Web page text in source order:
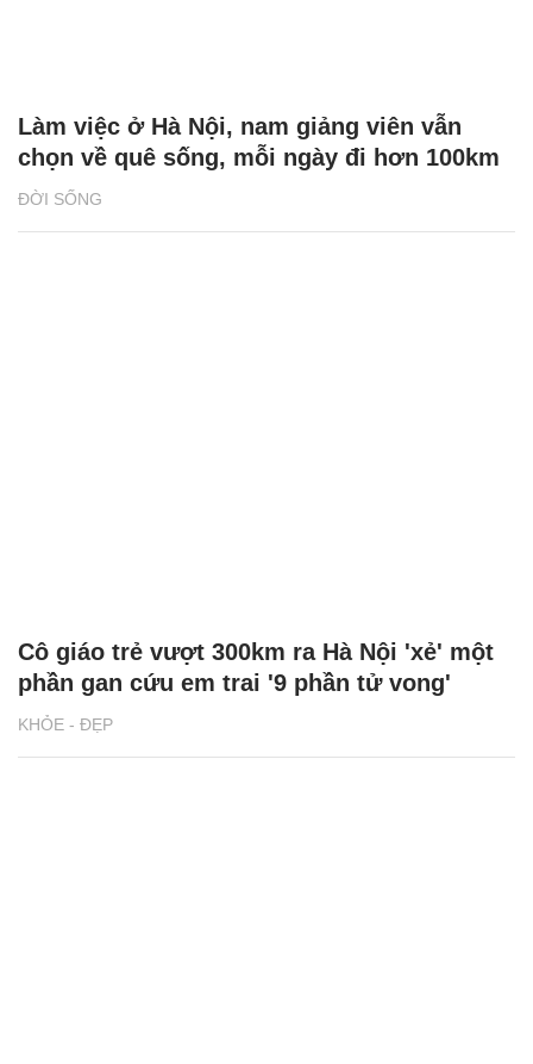
ĐỜI SỐNG
Làm việc ở Hà Nội, nam giảng viên vẫn
chọn về quê sống, mỗi ngày đi hơn 100km
KHỎE - ĐẸP
Cô giáo trẻ vượt 300km ra Hà Nội 'xẻ' một
phần gan cứu em trai '9 phần tử vong'